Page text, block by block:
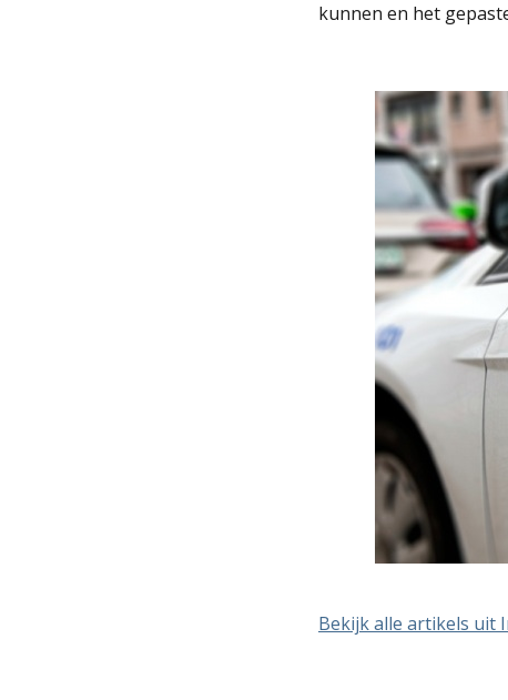
kunnen en het
Bekijk alle artikels uit